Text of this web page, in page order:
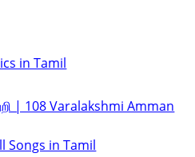
in Tamil
| 108 Varalakshmi Amman
Songs in Tamil